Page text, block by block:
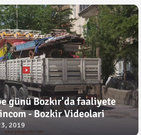
günü Bozkır'da faaliyete
- Bozkir Videolari
2019